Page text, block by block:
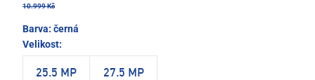
10.999 Kč
Barva: černá
Velikost:
25.5 MP 27.5 MP